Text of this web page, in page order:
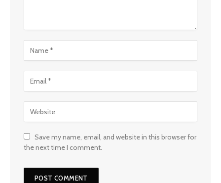
Save my name, email, and website in this browser for
the next time I comment.